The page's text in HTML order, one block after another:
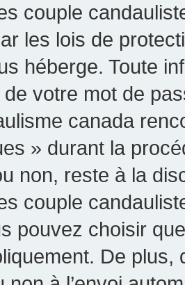
couple
les lois de
héberge. Toute
de votre mot de
canada
» durant la
non, reste à la
couple
pouvez choisir
De